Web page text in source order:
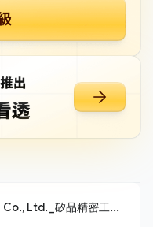
Siliconware Precision Industries Co., Ltd._矽品精密工業股份有限公司